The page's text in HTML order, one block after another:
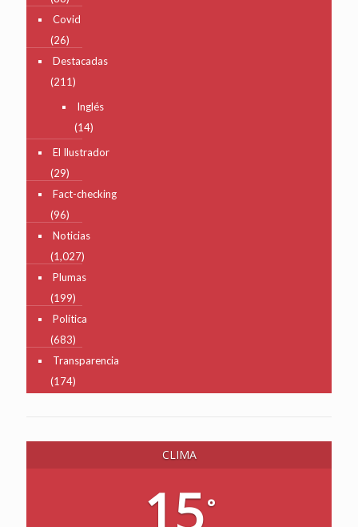
Covid
(26)
Destacadas
(211)
Inglés
(14)
El Ilustrador
(29)
Fact-checking
(96)
Noticias
(1,027)
Plumas
(199)
Política
(683)
Transparencia
(174)
CLIMA
15°